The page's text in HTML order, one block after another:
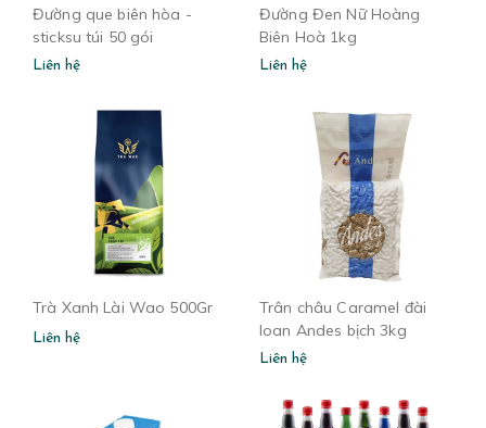
Đường que biên hòa -
sticksu túi 50 gói
Liên hệ
Đường Đen Nữ Hoàng
Biên Hoà 1kg
Liên hệ
Trà Xanh Lài Wao 500Gr
Liên hệ
Trân châu Caramel đài
loan Andes bịch 3kg
Liên hệ